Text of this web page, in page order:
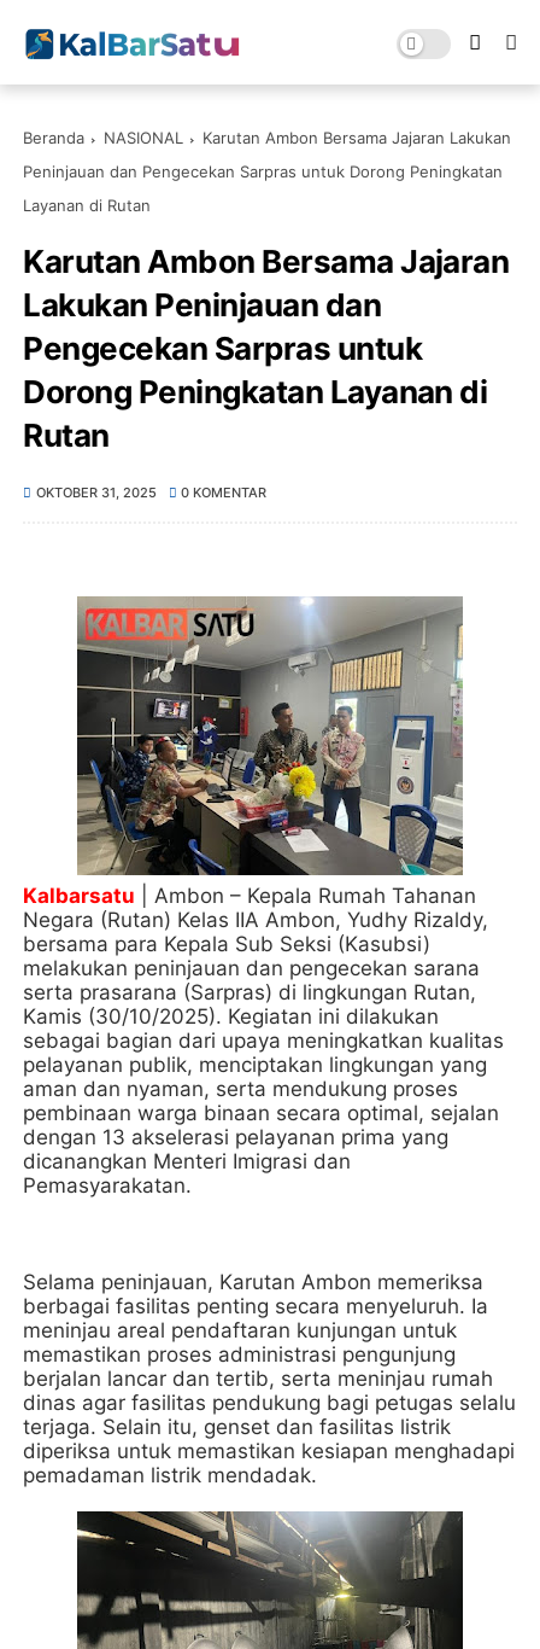
Beranda NASIONAL
Karutan Ambon Bersama Jajaran Lakukan
Peninjauan dan Pengecekan Sarpras untuk Dorong Peningkatan
Layanan di Rutan
Karutan Ambon Bersama Jajaran
Lakukan Peninjauan dan
Pengecekan Sarpras untuk
Dorong Peningkatan Layanan di
Rutan
OKTOBER 31, 2025 0 KOMENTAR
Kalbarsatu | Ambon – Kepala Rumah Tahanan
Negara (Rutan) Kelas IIA Ambon, Yudhy Rizaldy,
bersama para Kepala Sub Seksi (Kasubsi)
melakukan peninjauan dan pengecekan sarana
serta prasarana (Sarpras) di lingkungan Rutan,
Kamis (30/10/2025). Kegiatan ini dilakukan
sebagai bagian dari upaya meningkatkan kualitas
pelayanan publik, menciptakan lingkungan yang
aman dan nyaman, serta mendukung proses
pembinaan warga binaan secara optimal, sejalan
dengan 13 akselerasi pelayanan prima yang
dicanangkan Menteri Imigrasi dan
Pemasyarakatan.
Selama peninjauan, Karutan Ambon memeriksa
berbagai fasilitas penting secara menyeluruh. Ia
meninjau areal pendaftaran kunjungan untuk
memastikan proses administrasi pengunjung
berjalan lancar dan tertib, serta meninjau rumah
dinas agar fasilitas pendukung bagi petugas selalu
terjaga. Selain itu, genset dan fasilitas listrik
diperiksa untuk memastikan kesiapan menghadapi
pemadaman listrik mendadak.